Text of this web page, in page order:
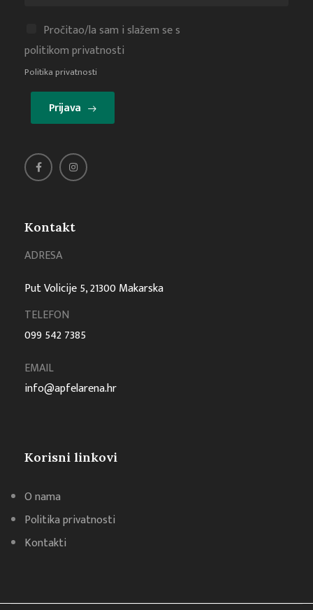
Kontakt
ADRESA
Put Volicije 5, 21300 Makarska
TELEFON
099 542 7385
EMAIL
info@apfelarena.hr
Korisni linkovi
O nama
Politika privatnosti
Kontakti
Pročitao/la sam i slažem se s
politikom privatnosti
Politika privatnosti
Prijava